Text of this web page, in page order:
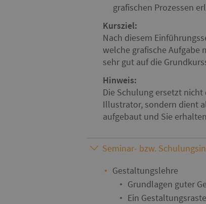
grafischen Prozessen
Kursziel:
Nach diesem
welche grafische Aufgabe
sehr gut auf die
Hinweis:
Die Schulung ersetzt
Illustrator, sondern dient
aufgebaut und Sie
Seminar- bzw.
Gestaltungslehre
Grundlagen guter
Ein